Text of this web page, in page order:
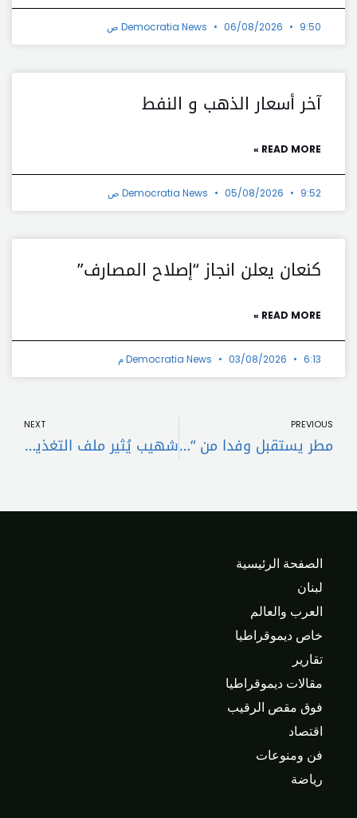
Democratia News 06/08/2026 9:50 ص
آخر أسعار الذهب و النفط
READ MORE »
Democratia News 05/08/2026 9:52 ص
كنعان يعلن انجاز “إصلاح المصارف”
READ MORE »
Democratia News 03/08/2026 6:13 م
PREVIOUS
مطر يستقبل وفدا من “تجمع مالكي الابنية المؤجرة”
NEXT
شهيب يُثير ملف التغذية الكهربائية لجوار مطمر الناعمة مع الحايك
الصفحة الرئيسية
لبنان
العرب والعالم
خاص ديموقراطيا
تقارير
مقالات ديموقراطيا
فوق مقص الرقيب
اقتصاد
فن ومنوعات
رياضة